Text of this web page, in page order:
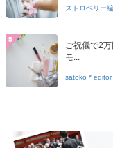
ストロベリー
5
ご祝儀で2
モ...
satoko＊editor